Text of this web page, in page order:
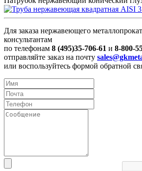
Для заказа нержавеющего
консультантам
по телефонам 8 (495)35-706-61 и 8-800-
отправляйте заказ на почту
или воспользуйтесь формой обратной